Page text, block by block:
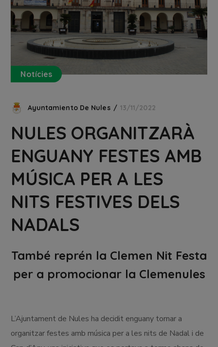
Notícies
Ayuntamiento De Nules 13/11/2022
NULES ORGANITZARÀ
ENGUANY FESTES AMB
MÚSICA PER A LES
NITS FESTIVES DELS
NADALS
També reprén la Clemen Nit Festa
per a promocionar la Clemenules
L’Ajuntament de Nules ha decidit enguany tornar a
organitzar festes amb música per a les nits de Nadal i de